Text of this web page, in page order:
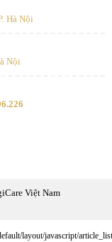
Hà Nội
Nội
Việt Nam
layout/javascript/